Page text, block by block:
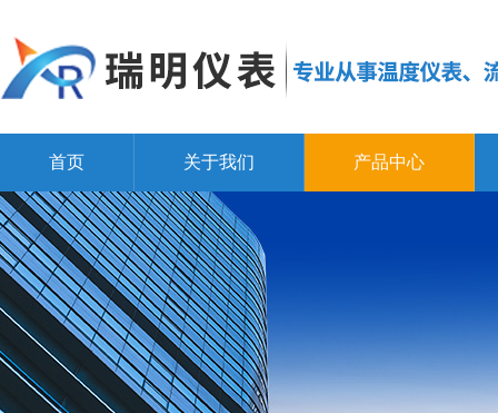
首页 关于我们 产品中心